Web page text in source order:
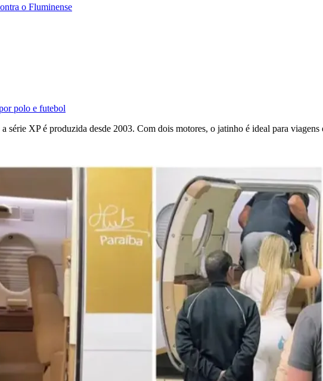
o Fluminense
polo e futebol
série XP é produzida desde 2003. Com dois motores, o jatinho é ideal para viagens